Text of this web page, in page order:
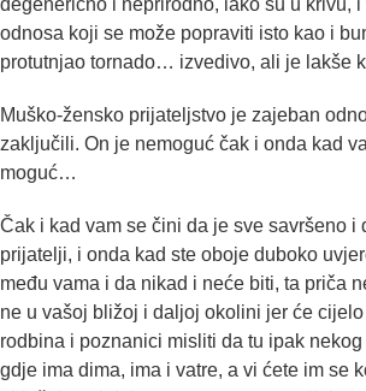
degenerično i neprirodno, iako su u krivu,
odnosa koji se može popraviti isto kao i
protutnjao tornado… izvedivo, ali je lakše
Muško-žensko prijateljstvo je zajeban
zaključili. On je nemoguć čak i onda kad
moguć…
Čak i kad vam se čini da je sve savršeno i
prijatelji, i onda kad ste oboje duboko
među vama i da nikad i neće biti, ta priča
ne u vašoj bližoj i daljoj okolini jer će
rodbina i poznanici misliti da tu ipak
gdje ima dima, ima i vatre, a vi ćete im se